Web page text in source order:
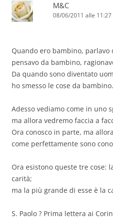
M&C
08/06/2011 alle 11:27
Quando ero bambino, parlavo
pensavo da bambino,
Da quando sono diventato
ho smesso le cose da bambino.
Adesso vediamo come in uno
ma allora vedremo faccia a
Ora conosco in parte, ma
come perfettamente sono
Ora esistono queste tre cose:
carità;
ma la più grande di esse è la
S. Paolo ? Prima lettera ai